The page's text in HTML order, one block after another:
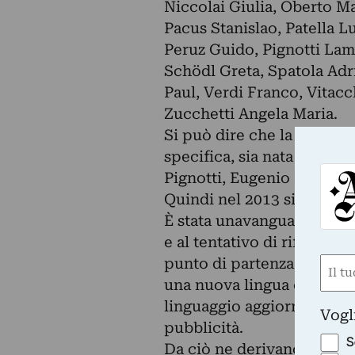
Niccolai Giulia, Oberto
Pacus Stanislao, Patella
Peruz Guido, Pignotti
Schödl Greta, Spatola
Paul, Verdi Franco,
Zucchetti Angela Maria.
Si può dire che la Poesia
specifica, sia nata nel
Pignotti, Eugenio
Quindi nel 2013 si
È stata unavanguardia
e al tentativo di
punto di partenza è stata
una nuova lingua che
linguaggio aggiornato
pubblicità.
Da ciò ne derivano
Nome